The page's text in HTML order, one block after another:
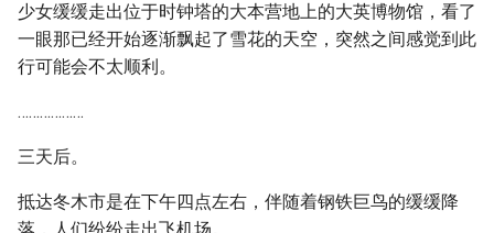
少女缓缓走出位于时钟塔的大本营地上的大英博物馆，看了
一眼那已经开始逐渐飘起了雪花的天空，突然之间感觉到此
行可能会不太顺利。
………………
三天后。
抵达冬木市是在下午四点左右，伴随着钢铁巨鸟的缓缓降